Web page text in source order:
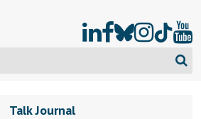
Talk Journal